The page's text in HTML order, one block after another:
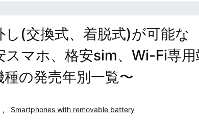
(交換式、着脱式)が可能な
マホ、格安sim、Wi-Fi専用
の発売年別一覧〜
, Smartphones with removable battery